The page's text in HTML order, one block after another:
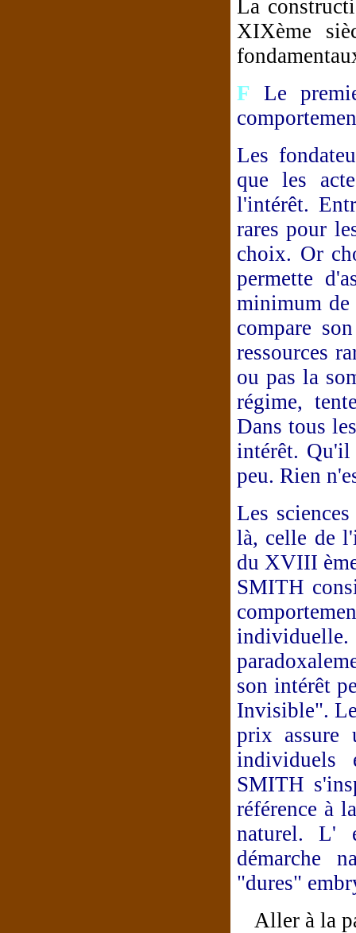
La
XIXème
F Le
Les
que les
l'intérêt.
rares pour
choix. Or
permette
minimum de
compare
ressources
ou pas la
régime,
Dans tous
intérêt. Qu'il
peu. Rien
Les
là, celle de
du XVIII
SMITH
son intérêt
Invisible".
prix assure
individuels
SMITH
référence à
naturel. L'
démarche
"dures"
Aller à la